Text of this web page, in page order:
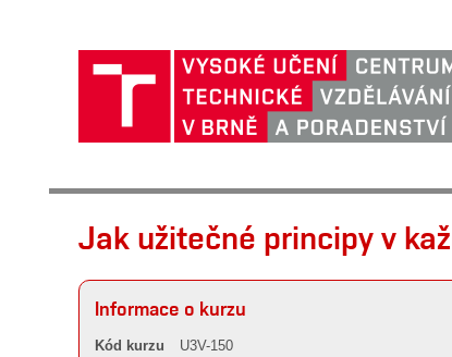
Jak užitečné principy v
Informace o kurzu
Kód kurzu
U3V-150